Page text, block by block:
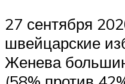
27 сентября
швейцарские
Женева